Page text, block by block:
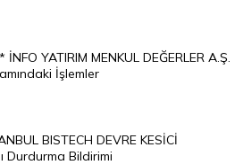
YATIRIM MENKUL DEĞERLER A.Ş.
İşlemler
BISTECH DEVRE KESİCİ
Durdurma Bildirimi